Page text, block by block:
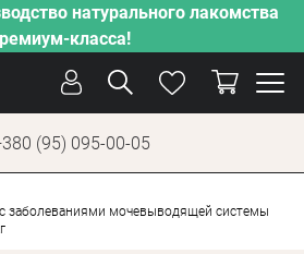
натурального лакомства
класса!
(95) 095-00-05
заболеваниями мочевыводящей системы